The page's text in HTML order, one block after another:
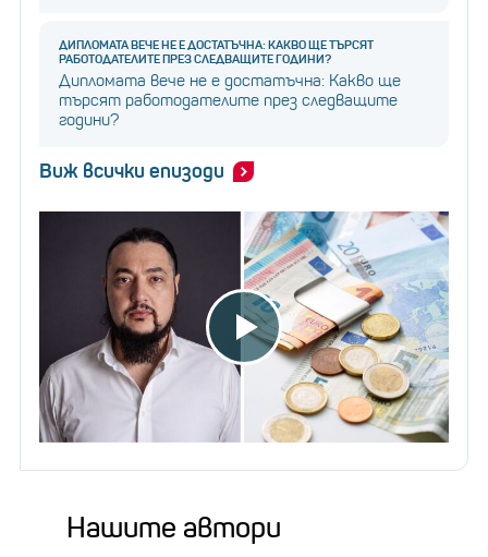
ДИПЛОМАТА ВЕЧЕ НЕ Е ДОСТАТЪЧНА: КАКВО ЩЕ ТЪРСЯТ
РАБОТОДАТЕЛИТЕ ПРЕЗ СЛЕДВАЩИТЕ ГОДИНИ?
Дипломата вече не е достатъчна: Какво ще
търсят работодателите през следващите
години?
Виж всички епизоди
Нашите автори